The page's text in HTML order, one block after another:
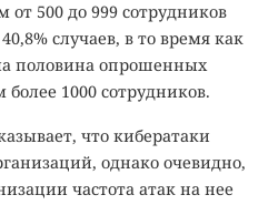
500 до 999 сотрудников
случаев, в то время как
половина опрошенных
1000 сотрудников.
что кибератаки
однако очевидно,
частота атак на нее